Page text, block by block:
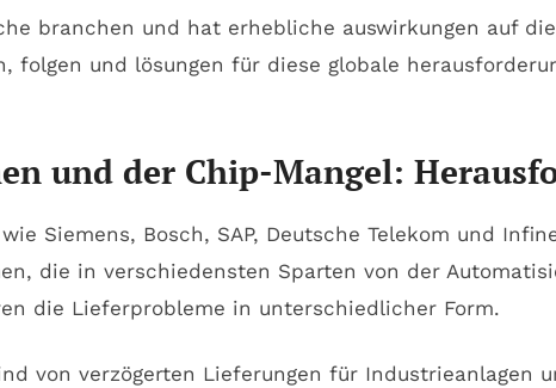
und der Chip-Mangel:
Siemens, Bosch, SAP, Deutsche Telekom und
die in verschiedensten Sparten von der
die Lieferprobleme in unterschiedlicher Form.
von verzögerten Lieferungen für Industrieanlagen